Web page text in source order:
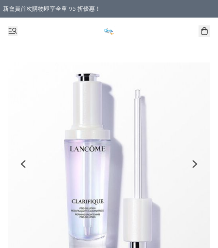
新會員首次購物即享全單 95 折優惠！
購物滿 HKD 800.00即享免運費優惠！（適用於 本地送貨、本地取貨 )